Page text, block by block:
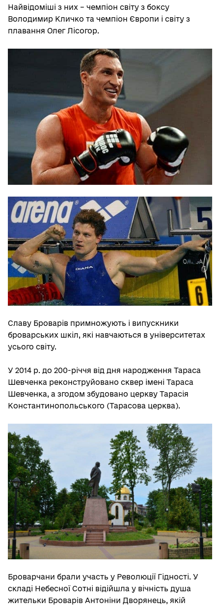
Найвідоміші з них – чемпіон світу з боксу
Володимир Кличко та чемпіон Європи і світу з
плавання Олег Лісогор.
Славу Броварів примножують і випускники
броварських шкіл, які навчаються в університетах
усього світу.
У 2014 р. до 200-річчя від дня народження Тараса
Шевченка реконструйовано сквер імені Тараса
Шевченка, а згодом збудовано церкву Тарасія
Константинопольського (Тарасова церква).
Броварчани брали участь у Революції Гідності. У
складі Небесної Сотні відійшла у вічність душа
жительки Броварів Антоніни Дворянець, якій